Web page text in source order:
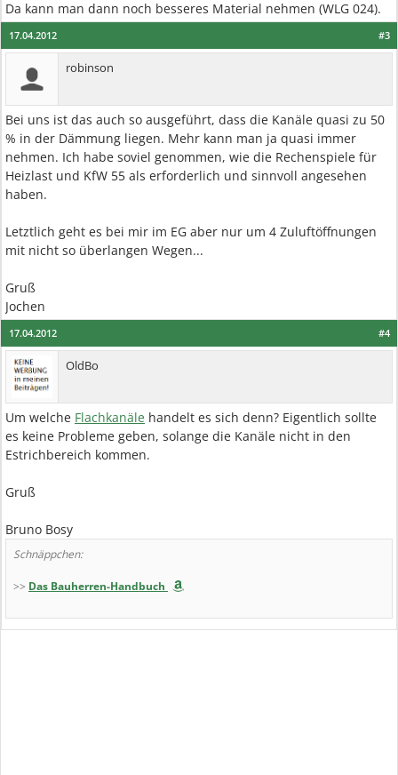
Da kann man dann noch besseres Material nehmen (WLG 024).
#3
17.04.2012
robinson
Bei uns ist das auch so ausgeführt, dass die Kanäle quasi zu 50
% in der Dämmung liegen. Mehr kann man ja quasi immer
nehmen. Ich habe soviel genommen, wie die Rechenspiele für
Heizlast und KfW 55 als erforderlich und sinnvoll angesehen
haben.
Letztlich geht es bei mir im EG aber nur um 4 Zuluftöffnungen
mit nicht so überlangen Wegen...
Gruß
Jochen
#4
17.04.2012
OldBo
Um welche Flachkanäle handelt es sich denn? Eigentlich sollte
es keine Probleme geben, solange die Kanäle nicht in den
Estrichbereich kommen.
Gruß
Bruno Bosy
Schnäppchen:
>> Das Bauherren-Handbuch